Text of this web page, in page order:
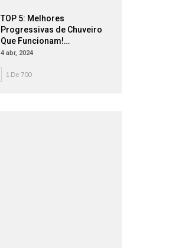
TOP 5: Melhores
Progressivas de Chuveiro
Que Funcionam!…
4 abr, 2024
1 De 700